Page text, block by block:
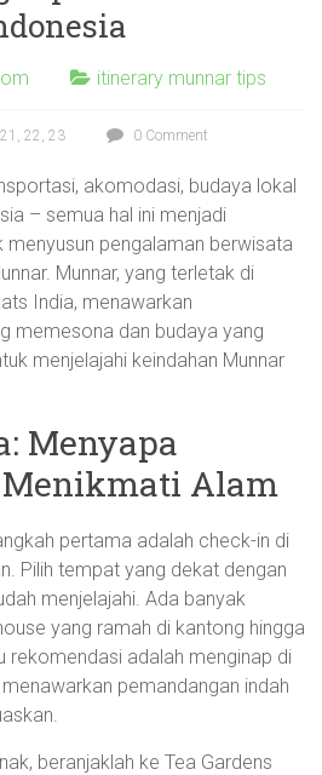
itinerary munnar tips
21 ,22 ,23 0 Comment
akomodasi, budaya lokal
– semua hal ini menjadi
menyusun pengalaman berwisata
Munnar, yang terletak di
India, menawarkan
memesona dan budaya yang
menjelajahi keindahan Munnar
Menyapa
Alam
pertama adalah check-in di
Pilih tempat yang dekat dengan
menjelajahi. Ada banyak
yang ramah di kantong hingga
rekomendasi adalah menginap di
pemandangan indah
beranjaklah ke Tea Gardens